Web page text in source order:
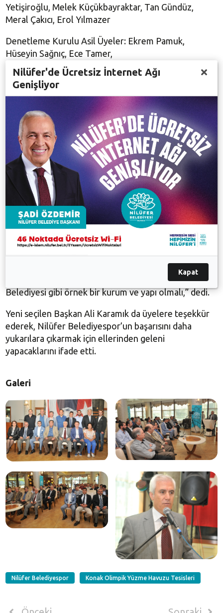
Yetişiroğlu, Melek Küçükbayraktar, Tan Gündüz
Meral Çakıcı, Erol Yılmazer
Denetleme Kurulu Asil Üyeler: Ekrem Pamuk,
Hüseyin Sağnıç, Ece Tamer,
Disiplin Kurulu Üyeler:Sema Demircan,
Köroğlu, Nalan Ünal
Yapılan oylamaların ardından dilek ve temennilere
geçildi. Nilüfer Belediyespor'un geçmiş dönem
Başkanı ve Onursal Başkanı Mustafa Bozbey,
“Yönetim kurulunda görev alan arkadaşları
kutluyorum. Nilüfer geliştikçe, Nilüfer
Belediyespor’un da sorumlulukları artıyor. Yaklaşık 20
branşın olması ve burada hedeflenen başarı son
derece önemli. Yeni yönetimin başarı için elinden
geleni yapacağına inanıyorum. İlk hedefimiz halka
spor yaptırmak, sonrada yarışmacı takımlarımızın
başarı elde etmesini sağlamaktır. Tesisleşmeye
devam edeceğiz. Nilüfer Belediyesi olarak her zaman
sporun yanındayız. Nilüfer Belediyespor’da Nilüfer
Belediyesi gibi örnek bir kurum ve yapı olmalı,” dedi.
Yeni seçilen Başkan Ali Karamık da üyelere teşekkür
ederek, Nilüfer Belediyespor’un başarısını daha
yukarılara çıkarmak için ellerinden geleni
yapacaklarını ifade etti.
Galeri
Nilüfer Belediyespor Konak Olimpik Yüzme Havuzu Tesisleri
Nilüfer'de Ücretsiz İnternet Ağı
Genişliyor
Kapat